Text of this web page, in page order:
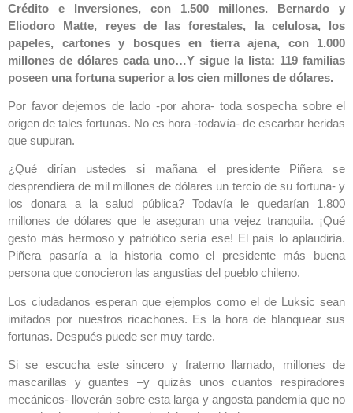
Crédito e Inversiones, con 1.500 millones. Bernardo y
Eliodoro Matte, reyes de las forestales, la celulosa, los
papeles, cartones y bosques en tierra ajena, con 1.000
millones de dólares cada uno…Y sigue la lista: 119 familias
poseen una fortuna superior a los cien millones de dólares.
Por favor dejemos de lado -por ahora- toda sospecha sobre el
origen de tales fortunas. No es hora -todavía- de escarbar heridas
que supuran.
¿Qué dirían ustedes si mañana el presidente Piñera se
desprendiera de mil millones de dólares un tercio de su fortuna- y
los donara a la salud pública? Todavía le quedarían 1.800
millones de dólares que le aseguran una vejez tranquila. ¡Qué
gesto más hermoso y patriótico sería ese! El país lo aplaudiría.
Piñera pasaría a la historia como el presidente más buena
persona que conocieron las angustias del pueblo chileno.
Los ciudadanos esperan que ejemplos como el de Luksic sean
imitados por nuestros ricachones. Es la hora de blanquear sus
fortunas. Después puede ser muy tarde.
Si se escucha este sincero y fraterno llamado, millones de
mascarillas y guantes –y quizás unos cuantos respiradores
mecánicos- lloverán sobre esta larga y angosta pandemia que no